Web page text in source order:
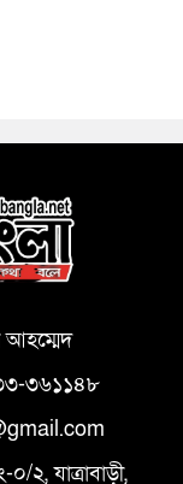
৩৬১১৪৮
০/২, যাত্রাবাড়ী,